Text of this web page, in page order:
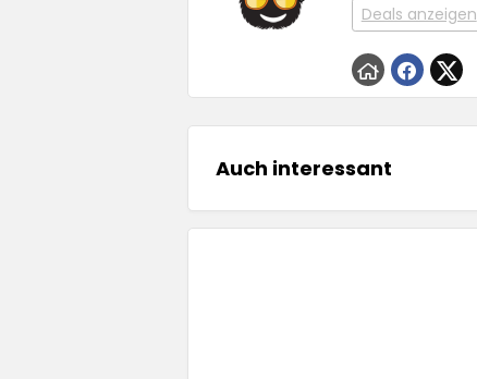
Deals anzeigen
Auch interessant